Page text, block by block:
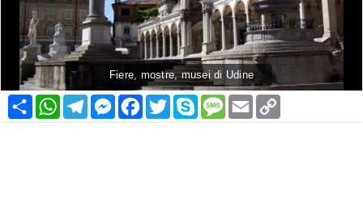
Fiere, mostre, musei di Udine
Condividi
WhatsApp
Telegram
Messenger
Facebook
TwitterSkypeMessage
Email